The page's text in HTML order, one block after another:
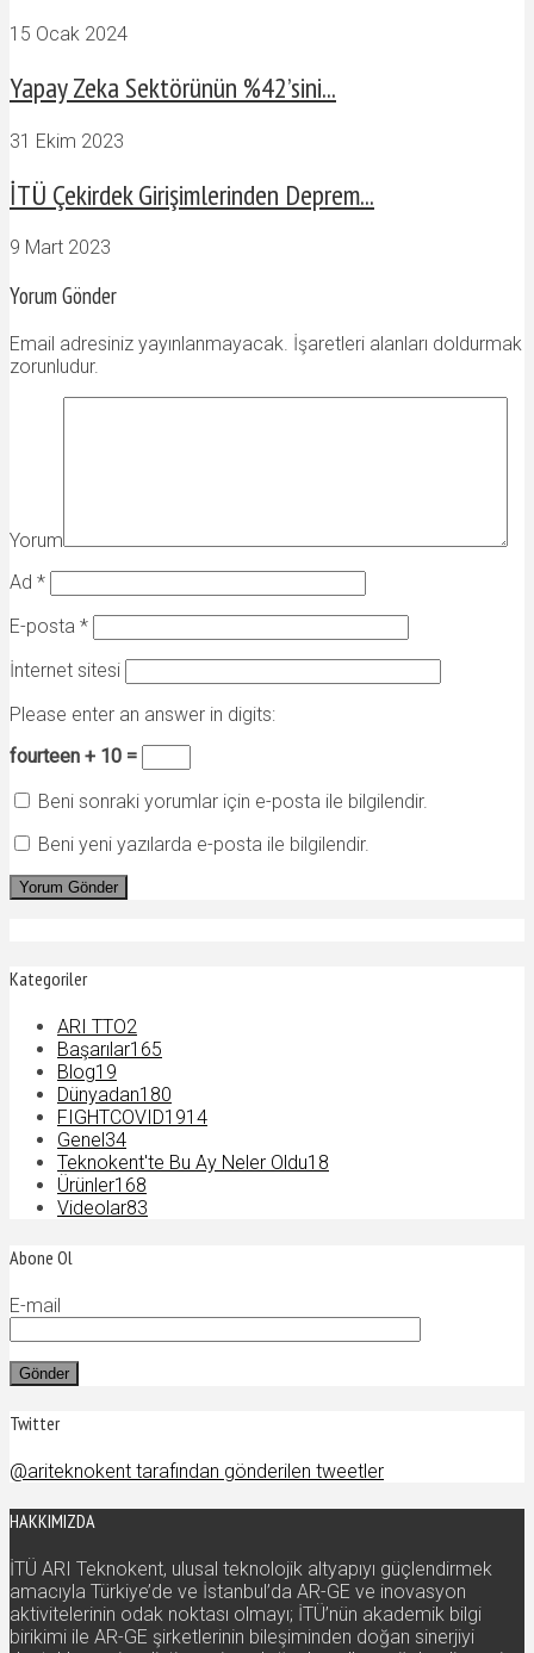
15 Ocak 2024
Yapay Zeka Sektörünün %42’sini...
31 Ekim 2023
İTÜ Çekirdek Girişimlerinden Deprem...
9 Mart 2023
Yorum Gönder
Email adresiniz yayınlanmayacak. İşaretleri alanları doldurmak
zorunludur.
Yorum
Ad *
E-posta *
İnternet sitesi
Please enter an answer in digits:
fourteen + 10 =
Beni sonraki yorumlar için e-posta ile bilgilendir.
Beni yeni yazılarda e-posta ile bilgilendir.
Kategoriler
ARI TTO2
Başarılar165
Blog19
Dünyadan180
FIGHTCOVID1914
Genel 34
Teknokent'te Bu Ay Neler Oldu18
Ürünler168
Videolar83
Abone Ol
E-mail
Twitter
@ariteknokent tarafından gönderilen tweetler
HAKKIMIZDA
İTÜ ARI Teknokent, ulusal teknolojik altyapıyı güçlendirmek
amacıyla Türkiye’de ve İstanbul’da AR-GE ve inovasyon
aktivitelerinin odak noktası olmayı; İTÜ’nün akademik bilgi
birikimi ile AR-GE şirketlerinin bileşiminden doğan sinerjiyi